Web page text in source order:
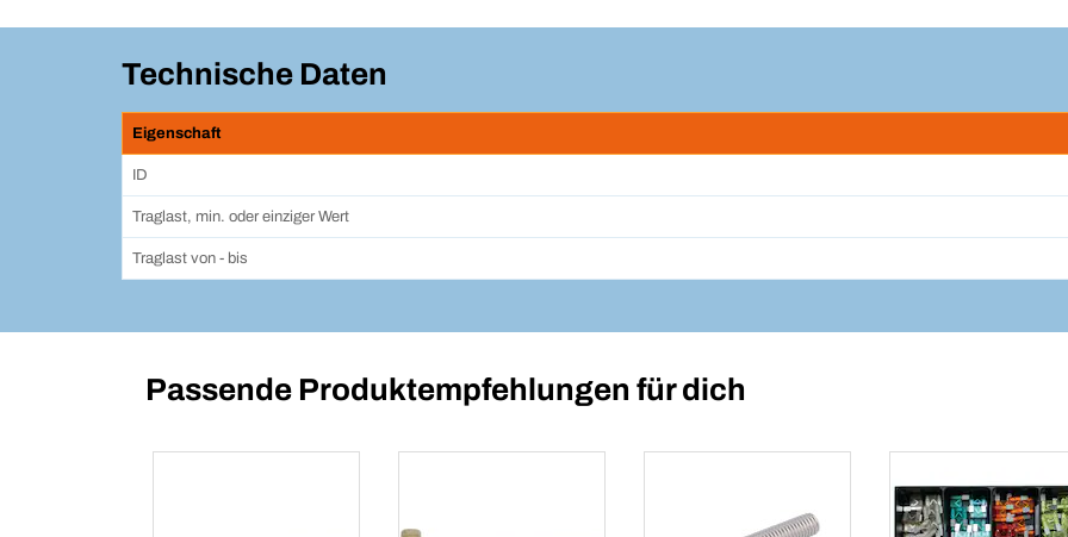
Technische Daten
Eigenschaft
ID
Traglast, min. oder einziger Wert
Traglast von - bis
Passende Produktempfehlungen für dich